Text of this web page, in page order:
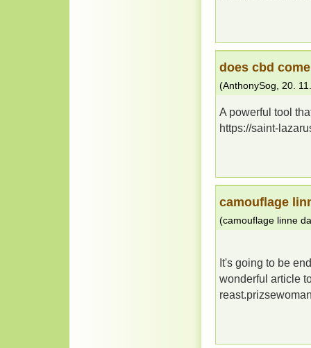
does cbd
(AnthonySog 20.
A powerful tool
https://saint-
camouflage
(camouflage linne
It's going to be
wonderful article